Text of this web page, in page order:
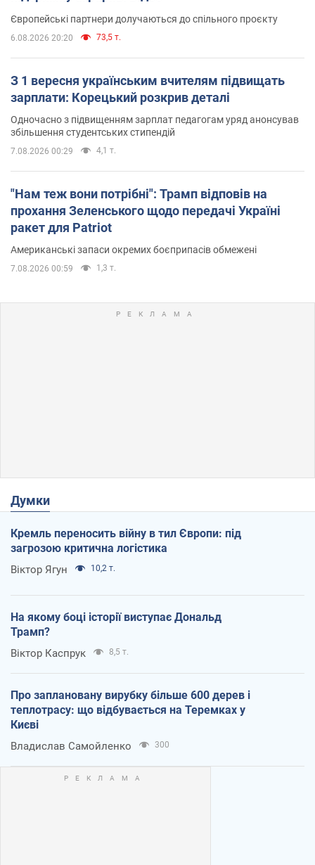
Європейські партнери долучаються до спільного проєкту
6.08.2026 20:20 73,5 т.
З 1 вересня українським вчителям підвищать
зарплати: Корецький розкрив деталі
Одночасно з підвищенням зарплат педагогам уряд анонсував
збільшення студентських стипендій
7.08.2026 00:29 4,1 т.
"Нам теж вони потрібні": Трамп відповів на
прохання Зеленського щодо передачі Україні
ракет для Patriot
Американські запаси окремих боєприпасів обмежені
7.08.2026 00:59 1,3 т.
Думки
Кремль переносить війну в тил Європи: під
загрозою критична логістика
Віктор Ягун 10,2 т.
На якому боці історії виступає Дональд
Трамп?
Віктор Каспрук 8,5 т.
Про заплановану вирубку більше 600 дерев і
теплотрасу: що відбувається на Теремках у
Києві
Владислав Самойленко 300